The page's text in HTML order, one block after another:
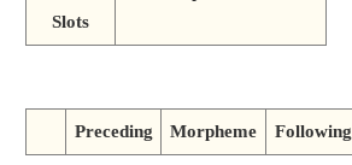
Slots
Preceding Morpheme Following